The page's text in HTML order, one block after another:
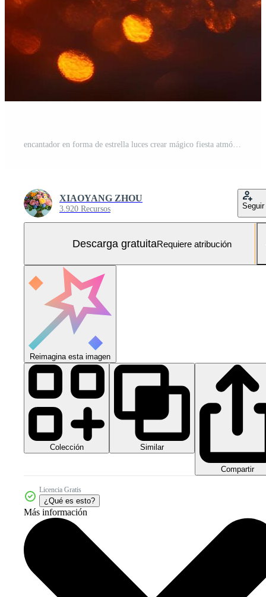
encantador en forma de estrella luces crear mágico fiesta atmósfera con calentar dorado Bokeh, capturar festivo espíritu en soñador Noche iluminación. brillante Foto Gratis
XIAOYANG ZHOU
3.920 Recursos Seguir
Descarga gratuitaRequiere atribución
Reimagina esta imagen
Colección Similar
Compartir
Licencia Gratis
¿Qué es esto?
Más información